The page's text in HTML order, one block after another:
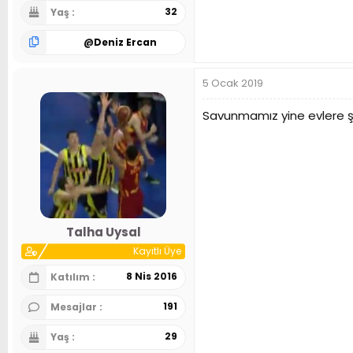
Yaş 32
@Deniz Ercan
Talha Uysal
Kayıtlı Üye
Katılım
8 Nis 2016
Mesajlar 191
Yaş 29
5 Ocak 2019
Savunmamız yine evlere